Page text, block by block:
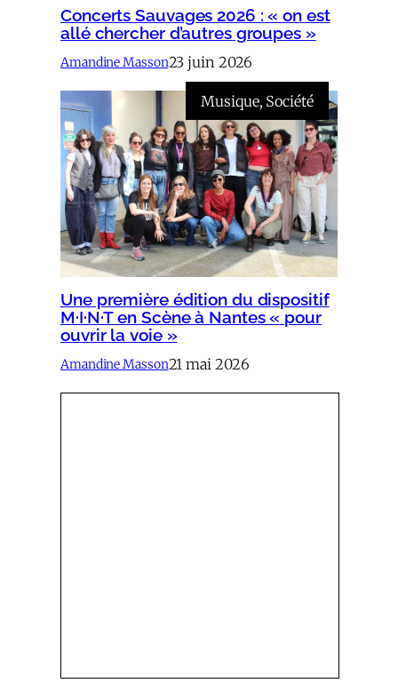
Concerts Sauvages 2026 : « on est
allé chercher d’autres groupes »
Amandine Masson23 juin 2026
Musique, Société
Une première édition du dispositif
M·I·N·T en Scène à Nantes « pour
ouvrir la voie »
Amandine Masson21 mai 2026